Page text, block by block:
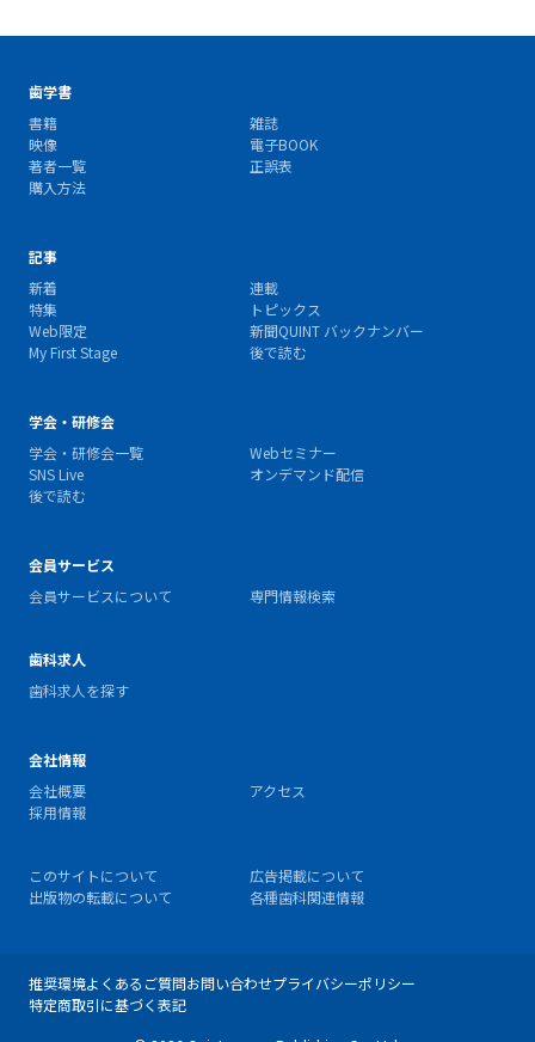
歯学書
書籍
雑誌
映像
電子BOOK
著者一覧
正誤表
購入方法
記事
新着
連載
特集
トピックス
Web限定
新聞QUINT バックナンバー
My First Stage
後で読む
学会・研修会
学会・研修会一覧
Webセミナー
SNS Live
オンデマンド配信
後で読む
会員サービス
会員サービスについて
専門情報検索
歯科求人
歯科求人を探す
会社情報
会社概要
アクセス
採用情報
このサイトについて
広告掲載について
出版物の転載について
各種歯科関連情報
推奨環境よくあるご質問お問い合わせプライバシーポリシー
特定商取引に基づく表記